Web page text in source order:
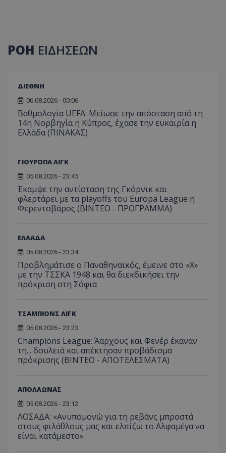
ΡΟΗ ΕΙΔΗΣΕΩΝ
ΔΙΕΘΝΗ
06.08.2026 - 00:06
Βαθμολογία UEFA: Μείωσε την απόσταση από τη
14η Νορβηγία η Κύπρος, έχασε την ευκαιρία η
Ελλάδα (ΠΙΝΑΚΑΣ)
ΓΙΟΥΡΟΠΑ ΛΙΓΚ
05.08.2026 - 23:45
Έκαμψε την αντίσταση της Γκόρνικ και
φλερτάρει με τα playoffs του Europa League η
Φερεντσβάρος (ΒΙΝΤΕΟ - ΠΡΟΓΡΑΜΜΑ)
ΕΛΛΑΔΑ
05.08.2026 - 23:34
Προβλημάτισε ο Παναθηναϊκός, έμεινε στο «Χ»
με την ΤΣΣΚΑ 1948 και θα διεκδικήσει την
πρόκριση στη Σόφια
ΤΣΑΜΠΙΟΝΣ ΛΙΓΚ
05.08.2026 - 23:23
Champions League: Άαρχους και Φενέρ έκαναν
τη... δουλειά και απέκτησαν προβάδισμα
πρόκρισης (ΒΙΝΤΕΟ - ΑΠΟΤΕΛΕΣΜΑΤΑ)
ΑΠΟΛΛΩΝΑΣ
05.08.2026 - 23:12
ΛΟΣΑΔΑ: «Ανυπομονώ για τη ρεβάνς μπροστά
στους φιλάθλους μας και ελπίζω το Αλφαμέγα να
είναι κατάμεστο»